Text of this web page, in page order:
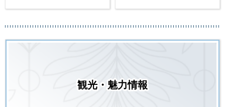
観光・魅力情報